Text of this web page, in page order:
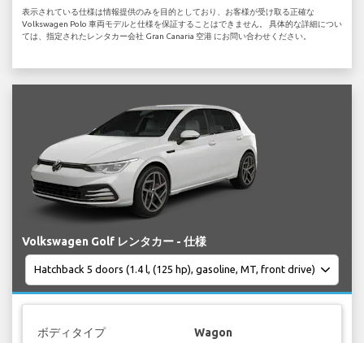
表示されている仕様は情報提供のみを目的としており、お客様が受け取る正確な
Volkswagen Polo 車両モデルと仕様を保証することはできません。 具体的な詳細につい
ては、指定されたレンタカー会社 Gran Canaria 空港 にお問い合わせください。
Volkswagen Golf レンタカー - 仕様
ボディタイプ Wagon